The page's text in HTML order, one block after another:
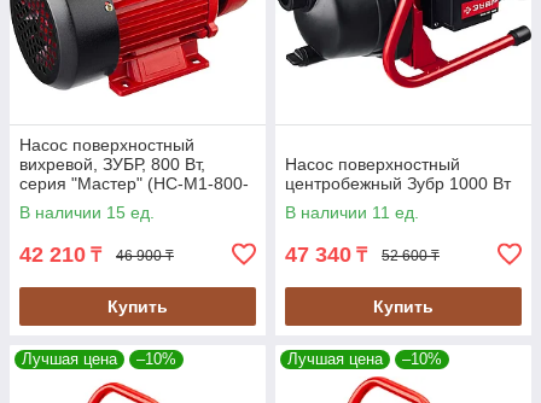
Насос поверхностный
вихревой, ЗУБР, 800 Вт,
серия "Мастер" (НС-М1-800-
Ч)
В наличии 15 ед.
42 210 ₸ 46 900 ₸
Купить
Насос поверхностный
центробежный Зубр 1000 Вт
В наличии 11 ед.
47 340 ₸ 52 600 ₸
Купить
Лучшая цена –10% Лучшая цена –10%